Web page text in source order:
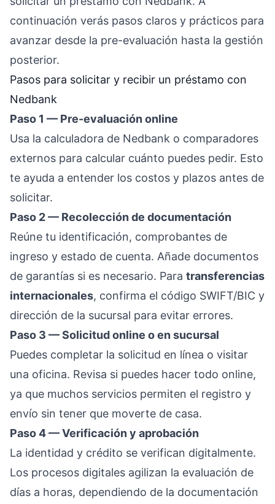
continuación verás pasos claros y prácticos para
avanzar desde la pre-evaluación hasta la gestión
posterior.
Pasos para solicitar y recibir un préstamo con
Nedbank
Paso 1 — Pre-evaluación online
Usa la calculadora de Nedbank o comparadores
externos para calcular cuánto puedes pedir. Esto
te ayuda a entender los costos y plazos antes de
solicitar.
Paso 2 — Recolección de documentación
Reúne tu identificación, comprobantes de
ingreso y estado de cuenta. Añade documentos
de garantías si es necesario. Para transferencias
internacionales, confirma el código SWIFT/BIC y
dirección de la sucursal para evitar errores.
Paso 3 — Solicitud online o en sucursal
Puedes completar la solicitud en línea o visitar
una oficina. Revisa si puedes hacer todo online,
ya que muchos servicios permiten el registro y
envío sin tener que moverte de casa.
Paso 4 — Verificación y aprobación
La identidad y crédito se verifican digitalmente.
Los procesos digitales agilizan la evaluación de
días a horas, dependiendo de la documentación